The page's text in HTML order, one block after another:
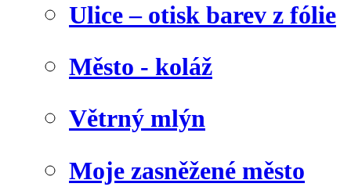
Ulice – otisk barev z fólie
Město - koláž
Větrný mlýn
Moje zasněžené město